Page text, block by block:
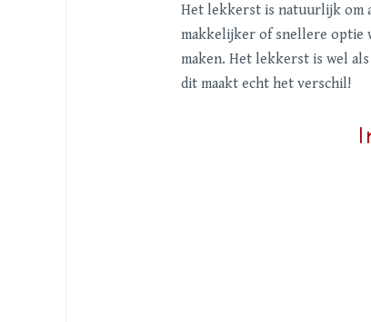
Het lekkerst is natuurlijk om
makkelijker of snellere optie
maken. Het lekkerst is wel
dit maakt echt het verschil!